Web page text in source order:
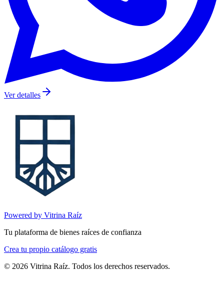
Ver detalles
Powered by Vitrina Raíz
Tu plataforma de bienes raíces de confianza
Crea tu propio catálogo gratis
© 2026 Vitrina Raíz. Todos los derechos reservados.